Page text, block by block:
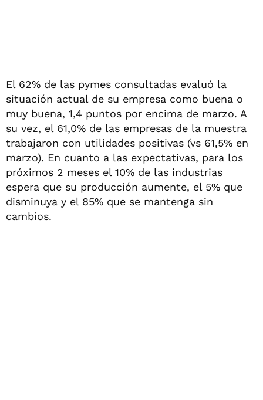
El 62% de las pymes consultadas evaluó la
situación actual de su empresa como buena o
muy buena, 1,4 puntos por encima de marzo. A
su vez, el 61,0% de las empresas de la muestra
trabajaron con utilidades positivas (vs 61,5% en
marzo). En cuanto a las expectativas, para los
próximos 2 meses el 10% de las industrias
espera que su producción aumente, el 5% que
disminuya y el 85% que se mantenga sin
cambios.